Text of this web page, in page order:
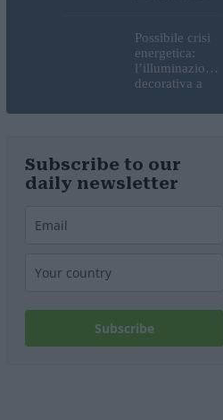
d’Europa
Possibile crisi
energetica:
l’illuminazione
decorativa a
potrebbe essere
Subscribe to our
daily newsletter
Subscribe